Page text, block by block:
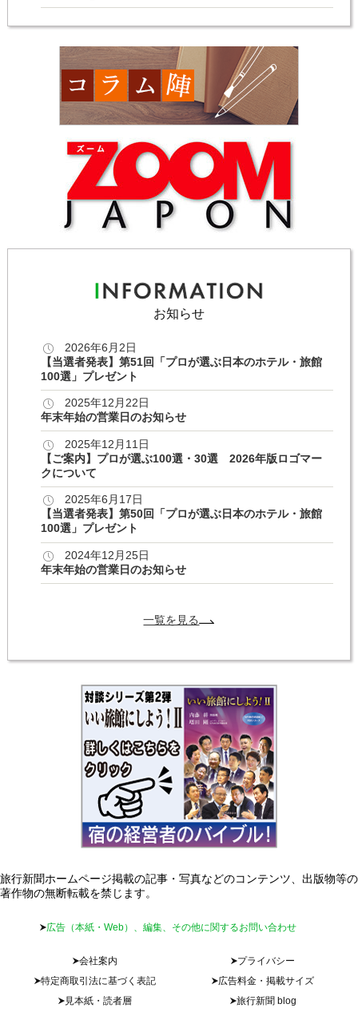
お知らせ
2026年6月2日
【当選者発表】第51回「プロが選ぶ日本のホテル・旅館
100選」プレゼント
2025年12月22日
年末年始の営業日のお知らせ
2025年12月11日
【ご案内】プロが選ぶ100選・30選 2026年版ロゴマー
クについて
2025年6月17日
【当選者発表】第50回「プロが選ぶ日本のホテル・旅館
100選」プレゼント
2024年12月25日
年末年始の営業日のお知らせ
一覧を見る
旅行新聞ホームページ掲載の記事・写真などのコンテンツ、出版物等の
著作物の無断転載を禁じます。
広告（本紙・Web）、編集、その他に関するお問い合わせ
会社案内
プライバシー
特定商取引法に基づく表記
広告料金・掲載サイズ
見本紙・読者層
旅行新聞 blog